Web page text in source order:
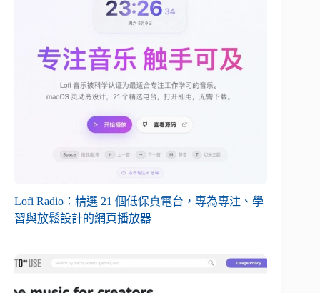
Lofi Radio：精選 21 個低保真電台，專為專注、學
習與放鬆設計的網頁播放器